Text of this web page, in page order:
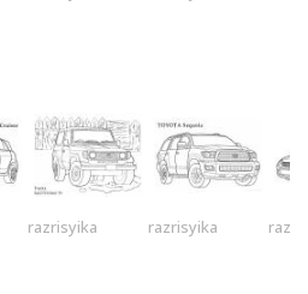
razrisyika razrisyika